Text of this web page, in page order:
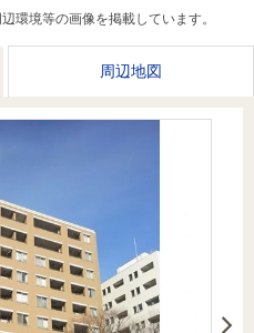
す
件を
場
ラス（お
役立ちコ
ラム）
ニュース
リリース
閉じる
周辺地図
環境等の画像を掲載しています。